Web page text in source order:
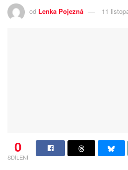
od Lenka Pojezná 11
0
SDÍLENÍ